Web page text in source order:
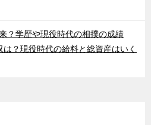
？学歴や現役時代の相撲の成績
は？現役時代の給料と総資産はいく